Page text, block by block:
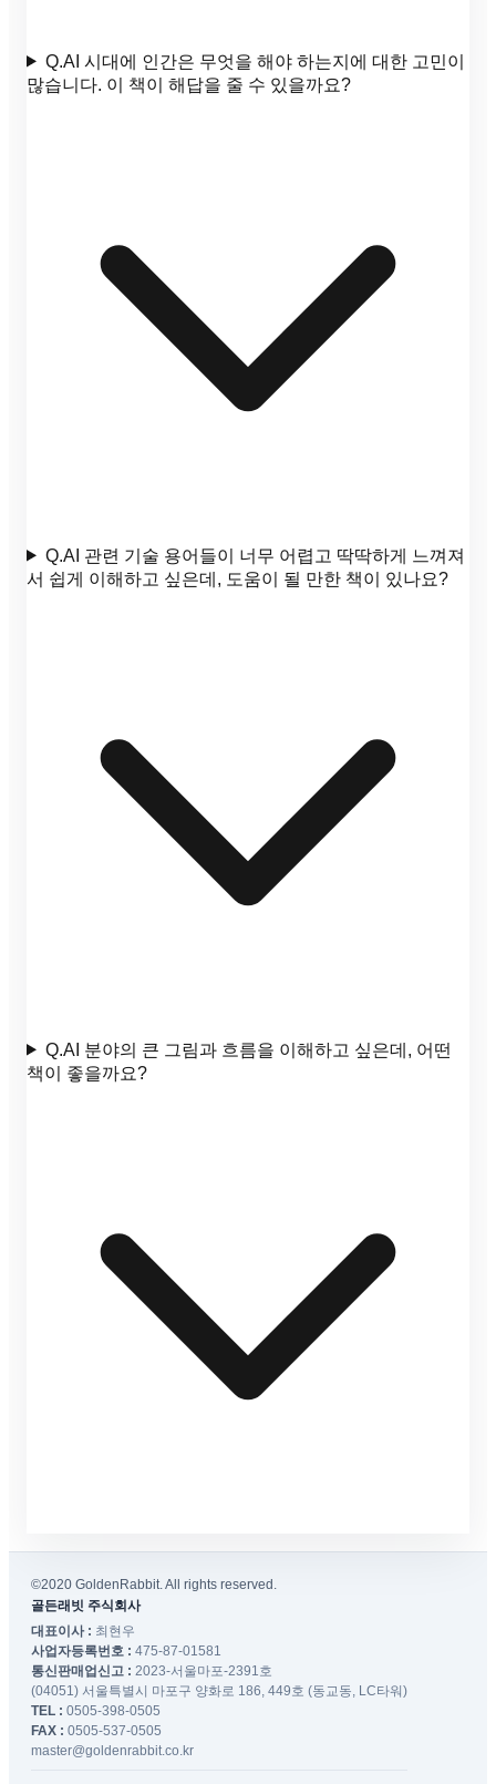
Q.AI 시대에 인간은 무엇을 해야 하는지에 대한 고민이
많습니다. 이 책이 해답을 줄 수 있을까요?
Q.AI 관련 기술 용어들이 너무 어렵고 딱딱하게 느껴져
서 쉽게 이해하고 싶은데, 도움이 될 만한 책이 있나요?
Q.AI 분야의 큰 그림과 흐름을 이해하고 싶은데, 어떤
책이 좋을까요?
©2020 GoldenRabbit. All rights reserved.
골든래빗 주식회사
대표이사 : 최현우
사업자등록번호 : 475-87-01581
통신판매업신고 : 2023-서울마포-2391호
(04051) 서울특별시 마포구 양화로 186, 449호 (동교동, LC타워)
TEL : 0505-398-0505
FAX : 0505-537-0505
master@goldenrabbit.co.kr